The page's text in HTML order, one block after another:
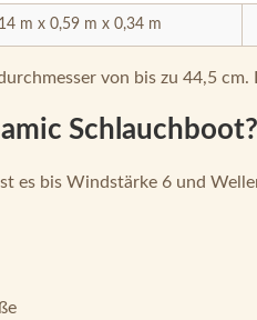
m x 0,59 m x 0,34 m
von bis zu 44,5
Schlauchboot?
bis Windstärke 6 und